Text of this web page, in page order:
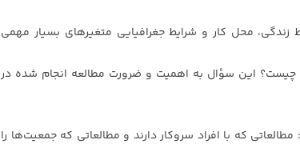
زندگی، محل کار و شرایط جغرافیایی متغیرهای بسیار مهمی
چیست؟ این سؤال به اهمیت و ضرورت مطالعه انجام شده در
که با افراد سروکار دارند و مطالعاتی که جمعیت‌ها را